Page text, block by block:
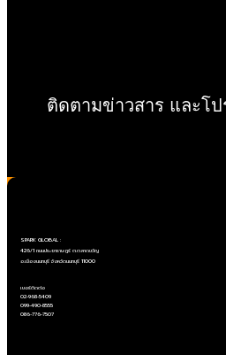
ติดตามข่าวสาร และโ
SPARK GLOBAL :
426/1 ถนนประชาราษฎร์ ต.ตลาดขวัญ
อ.เมืองนนทบุรี จังหวัดนนทบุรี 11000
เบอร์ติดต่อ
02-968-5409
099-490-8555
086-776-7507